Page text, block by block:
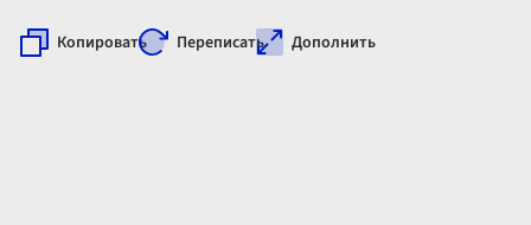
Копировать Переписать Дополнить